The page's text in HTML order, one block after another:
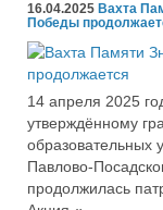
16.04.2025 Вахта
Победы
14 апреля 2025
утверждённому
образовательных
Павлово-
продолжилась